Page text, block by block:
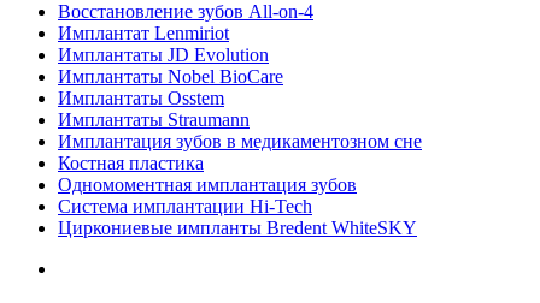
Восстановление зубов All‑on‑4
Имплантат Lenmiriot
Имплантаты JD Evolution
Имплантаты Nobel BioСare
Имплантаты Osstem
Имплантаты Straumann
Имплантация зубов в медикаментозном сне
Костная пластика
Одномоментная имплантация зубов
Система имплантации Hi-Tech
Циркониевые импланты Bredent WhiteSKY